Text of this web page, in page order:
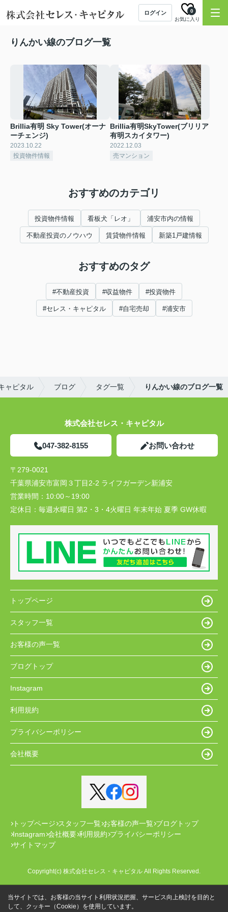
ログイン
お気に入り
0
りんかい線のブログ一覧
Brillia有明 Sky Tower(オーナ
ーチェンジ)
2023.10.22
投資物件情報
Brillia有明SkyTower(ブリリア
有明スカイタワー)
2022.12.03
売マンション
おすすめのカテゴリ
投資物件情報 看板犬「レオ」 浦安市内の情報
不動産投資のノウハウ 賃貸物件情報 新築1戸建情報
おすすめのタグ
#不動産投資 #収益物件 #投資物件
#セレス・キャピタル #自宅売却 #浦安市
ャピタル ブログ タグ一覧 りんかい線のブログ一覧
株式会社セレス・キャピタル
047-382-8155 お問い合わせ
〒279-0021
千葉県浦安市富岡３丁目2-2 ライフガーデン新浦安
営業時間： 10:00～19:00
定休日： 毎週水曜日 第2・3・4火曜日 年末年始 夏季 GW休暇
トップページ
スタッフ一覧
お客様の声一覧
ブログトップ
Instagram
利用規約
プライバシーポリシー
会社概要
トップページ スタッフ一覧 お客様の声一覧 ブログトップ
Instagram 会社概要 利用規約 プライバシーポリシー
サイトマップ
Copyright(c) 株式会社セレス・キャピタル All Rights Reserved.
当サイトでは、お客様の当サイト利用状況把握、サービス向上検討を目的と
して、クッキー（Cookie）を使用しています。